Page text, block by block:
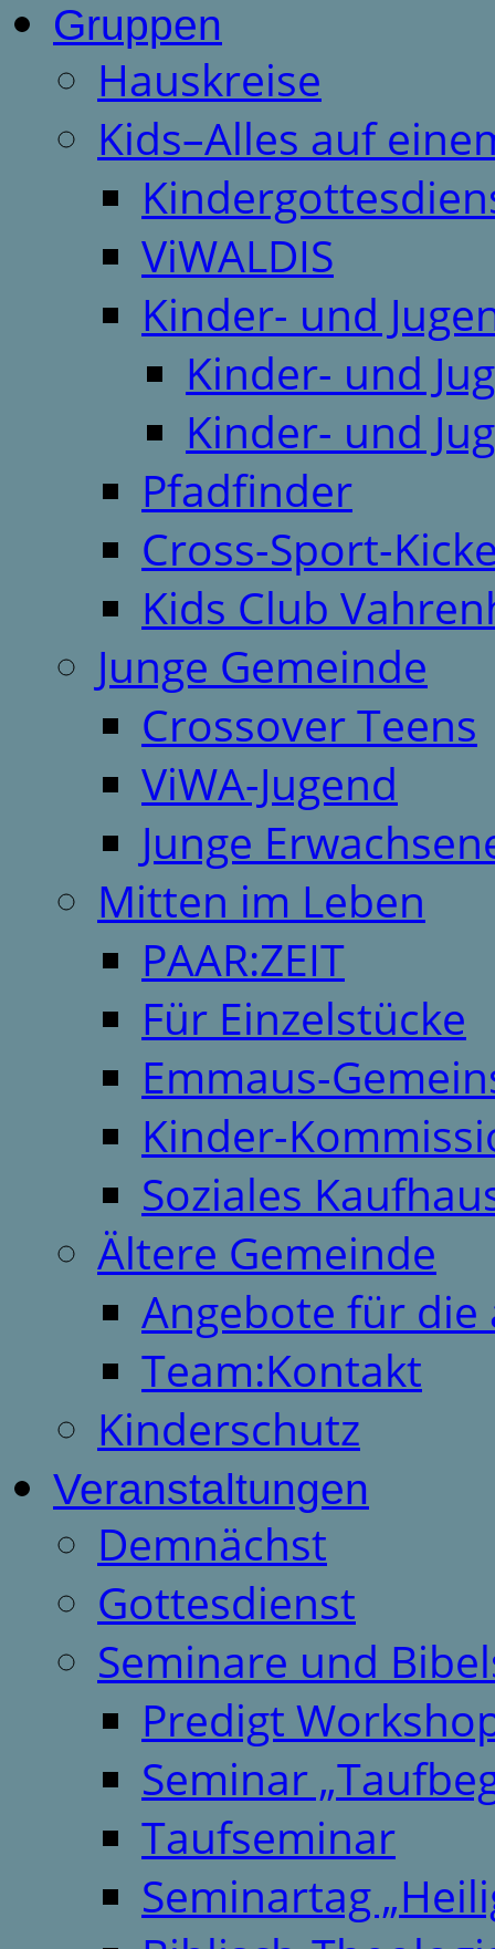
Gruppen
Hauskreise
Kids–Alles auf
ViWALDIS
Kinder- und
Kinder- und
Kinder- und
Pfadfinder
Cross-Sport-
Kids Club
Junge Gemeinde
Crossover Teens
ViWA-Jugend
Junge
Mitten im Leben
PAAR:ZEIT
Für Einzelstücke
Emmaus-
Kinder-
Soziales
Ältere Gemeinde
Angebote für
Team:Kontakt
Kinderschutz
Veranstaltungen
Demnächst
Gottesdienst
Seminare und
Predigt
Seminar
Taufseminar
Seminartag